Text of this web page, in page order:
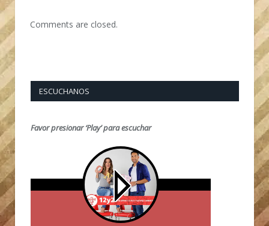
Comments are closed.
ESCUCHANOS
Favor presionar ‘Play’ para escuchar